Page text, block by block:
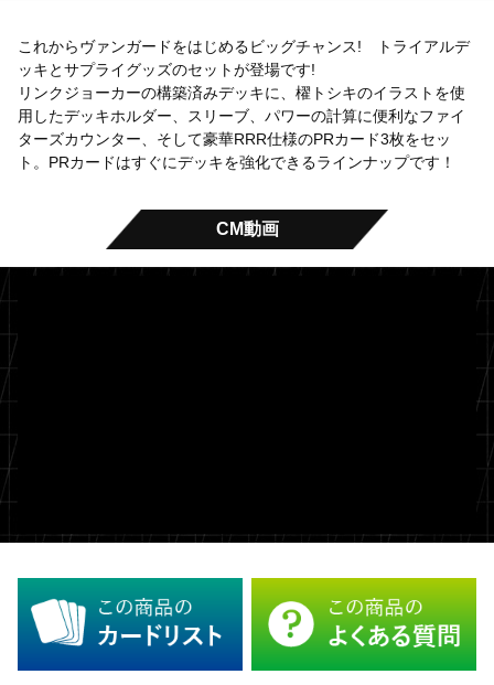
これからヴァンガードをはじめるビッグチャンス! トライアルデ
ッキとサプライグッズのセットが登場です!
リンクジョーカーの構築済みデッキに、櫂トシキのイラストを使
用したデッキホルダー、スリーブ、パワーの計算に便利なファイ
ターズカウンター、そして豪華RRR仕様のPRカード3枚をセッ
ト。PRカードはすぐにデッキを強化できるラインナップです！
CM動画